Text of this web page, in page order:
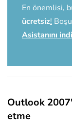
En önemlisi,
ücretsiz!
Asistanını
Outlook
etme